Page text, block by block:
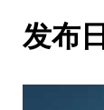
发布